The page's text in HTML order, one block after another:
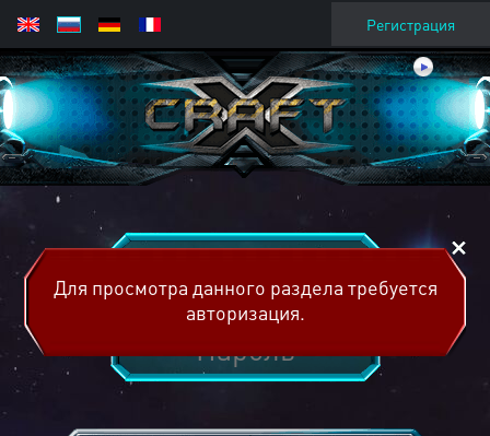
Регистрация
Для просмотра данного раздела требуется
авторизация.